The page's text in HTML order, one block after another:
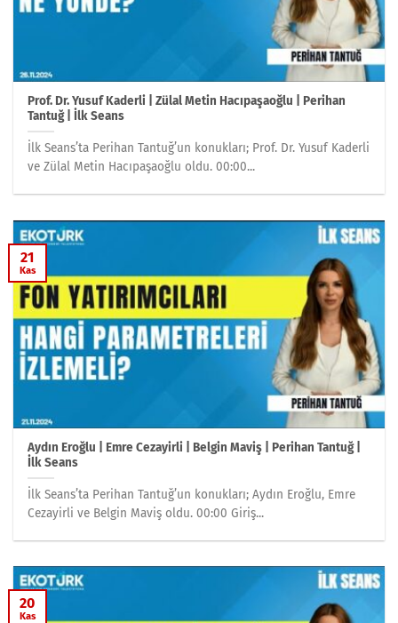
Prof. Dr. Yusuf Kaderli | Zülal Metin Hacıpaşaoğlu | Perihan
Tantuğ | İlk Seans
İlk Seans’ta Perihan Tantuğ’un konukları; Prof. Dr. Yusuf Kaderli
ve Zülal Metin Hacıpaşaoğlu oldu. 00:00...
Aydın Eroğlu | Emre Cezayirli | Belgin Maviş | Perihan Tantuğ |
İlk Seans
İlk Seans’ta Perihan Tantuğ’un konukları; Aydın Eroğlu, Emre
Cezayirli ve Belgin Maviş oldu. 00:00 Giriş...
21
Kas
20
Kas